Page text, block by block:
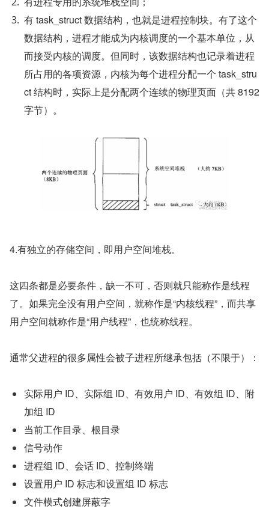
有 task_struct 数据结构，也就是进程控制块。有了这个
数据结构，进程才能成为内核调度的一个基本单位，从
而接受内核的调度。但同时，该数据结构也记录着进程
所占用的各项资源，内核为每个进程分配一个 task_stru
ct 结构时，实际上是分配两个连续的物理页面（共 8192
字节）。
​4.有独立的存储空间，即用户空间堆栈。
这四条都是必要条件，缺一不可，否则就只能称作是线程
了。如果完全没有用户空间，就称作是“内核线程”，而共享
用户空间就称作是“用户线程”，也统称线程。
通常父进程的很多属性会被子进程所继承包括（不限于）：
实际用户 ID、实际组 ID、有效用户 ID、有效组 ID、附
加组 ID
当前工作目录、根目录
信号动作
进程组 ID、会话 ID、控制终端
设置用户 ID 标志和设置组 ID 标志
文件模式创建屏蔽字